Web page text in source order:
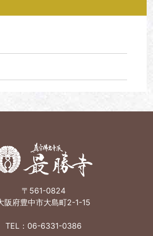
〒561-0824
阪府豊中市大島町2-1-15
TEL：06-6331-0386